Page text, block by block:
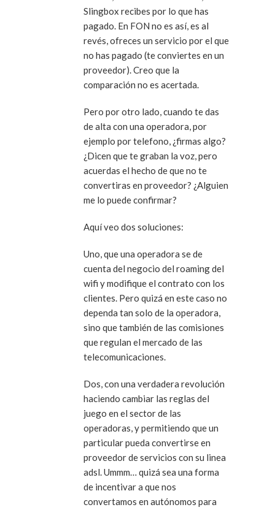
Slingbox recibes por lo que has
pagado. En FON no es así, es al
revés, ofreces un servicio por el que
no has pagado (te conviertes en un
proveedor). Creo que la
comparación no es acertada.
Pero por otro lado, cuando te das
de alta con una operadora, por
ejemplo por telefono, ¿firmas algo?
¿Dicen que te graban la voz, pero
acuerdas el hecho de que no te
convertiras en proveedor? ¿Alguien
me lo puede confirmar?
Aquí veo dos soluciones:
Uno, que una operadora se de
cuenta del negocio del roaming del
wifi y modifique el contrato con los
clientes. Pero quizá en este caso no
dependa tan solo de la operadora,
sino que también de las comisiones
que regulan el mercado de las
telecomunicaciones.
Dos, con una verdadera revolución
haciendo cambiar las reglas del
juego en el sector de las
operadoras, y permitiendo que un
particular pueda convertirse en
proveedor de servicios con su linea
adsl. Ummm… quizá sea una forma
de incentivar a que nos
convertamos en autónomos para